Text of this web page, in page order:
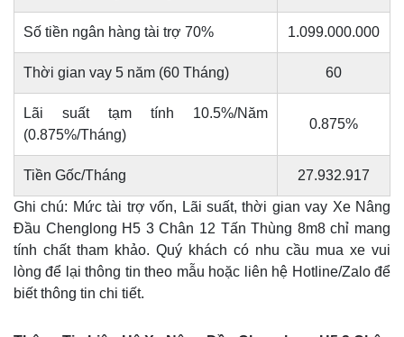
Số tiền ngân hàng tài trợ 70% 1.099.000.000
Thời gian vay 5 năm (60 Tháng) 60
Lãi suất tạm tính 10.5%/Năm
(0.875%/Tháng)
0.875%
Tiền Gốc/Tháng 27.932.917
Ghi chú: Mức tài trợ vốn, Lãi suất, thời gian vay Xe Nâng
Đầu Chenglong H5 3 Chân 12 Tấn Thùng 8m8 chỉ mang
tính chất tham khảo. Quý khách có nhu cầu mua xe vui
lòng để lại thông tin theo mẫu hoặc liên hệ Hotline/Zalo để
biết thông tin chi tiết.